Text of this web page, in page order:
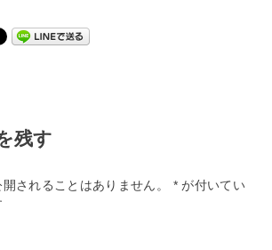
残す
されることはありません。 *が付いてい